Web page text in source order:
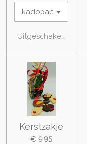
Uitgeschakeld
Kerstzakje
€ 9,95